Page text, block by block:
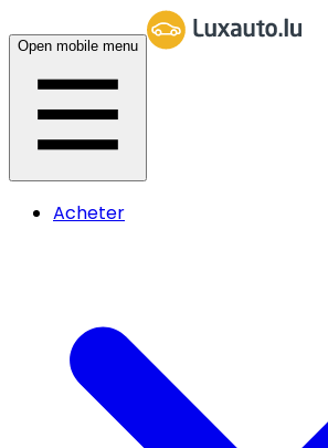
Open mobile menu
Acheter